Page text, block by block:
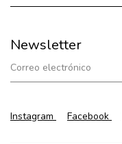
Newsletter
Instagram Facebook